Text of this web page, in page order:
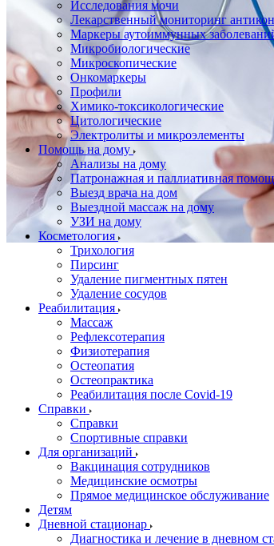
Исследования мочи
Лекарственный мониторинг
Маркеры аутоиммунных
Микробиологические
Микроскопические
Онкомаркеры
Профили
Химико-токсикологические
Цитологические
Электролиты и микроэлементы
Помощь на дому
Анализы на дому
Патронажная и паллиативная
Выезд врача на дом
Выездной массаж на дому
УЗИ на дому
Косметология
Трихология
Пирсинг
Удаление пигментных пятен
Удаление сосудов
Реабилитация
Массаж
Рефлексотерапия
Физиотерапия
Остеопатия
Остеопрактика
Реабилитация после Covid-19
Справки
Справки
Спортивные справки
Для организаций
Вакцинация сотрудников
Медицинские осмотры
Прямое медицинское обслуживание
Детям
Дневной стационар
Диагностика и лечение в дневном